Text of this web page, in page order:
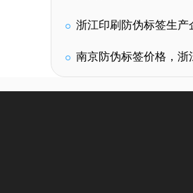
浙江印刷防伪标签生
南京防伪标签价格，浙